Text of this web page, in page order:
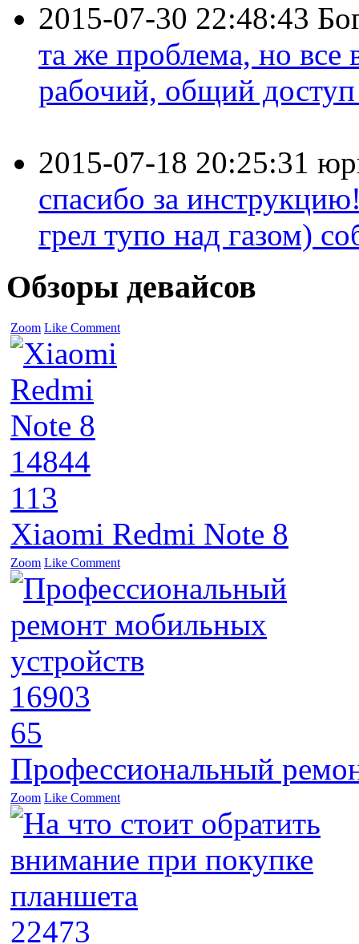
2015-07-30 22:48:43
та же проблема, но все
рабочий, общий доступ
2015-07-18 20:25:31
спасибо за
грел тупо над газом)
Обзоры девайсов
Zoom Like Comment
14844
113
Xiaomi Redmi Note 8
Zoom Like Comment
16903
65
Профессиональный
Zoom Like Comment
22473